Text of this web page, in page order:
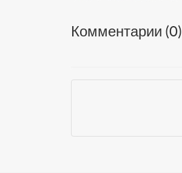
Комментарии (0)